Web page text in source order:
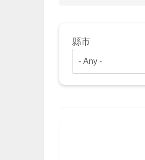
縣市